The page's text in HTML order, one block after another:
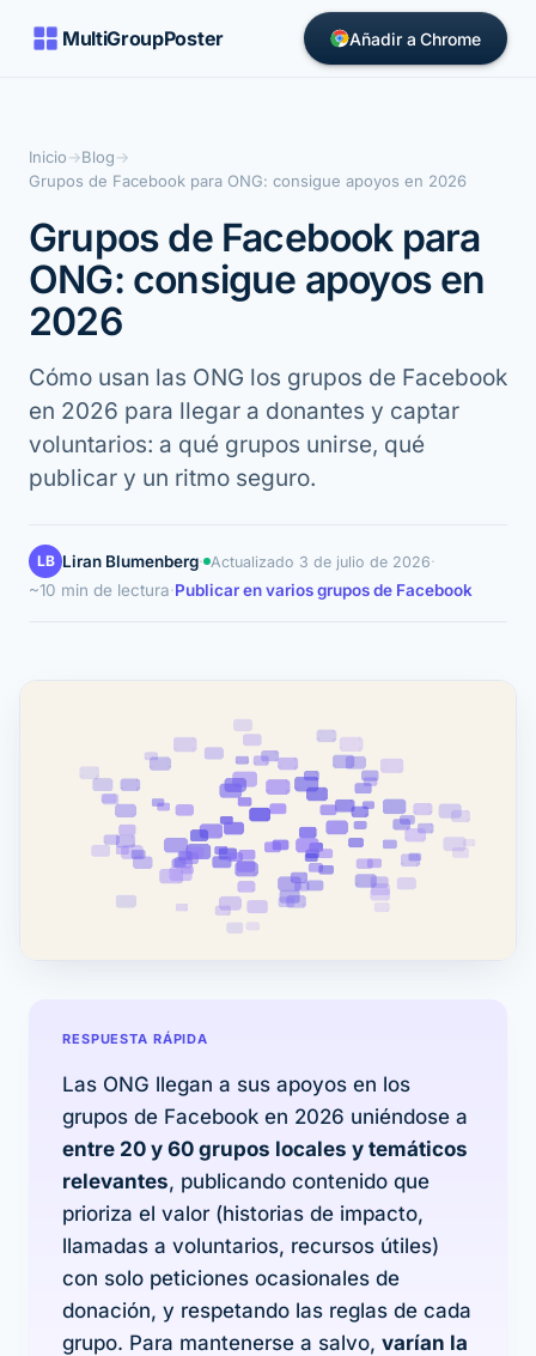
MultiGroupPoster Añadir a Chrome
Inicio→Blog→
Grupos de Facebook para ONG: consigue apoyos en 2026
Grupos de Facebook para
ONG: consigue apoyos en
2026
Cómo usan las ONG los grupos de Facebook
en 2026 para llegar a donantes y captar
voluntarios: a qué grupos unirse, qué
publicar y un ritmo seguro.
LB Liran Blumenberg· Actualizado 3 de julio de 2026·
~10 min de lectura·Publicar en varios grupos de Facebook
RESPUESTA RÁPIDA
Las ONG llegan a sus apoyos en los
grupos de Facebook en 2026 uniéndose a
entre 20 y 60 grupos locales y temáticos
relevantes, publicando contenido que
prioriza el valor (historias de impacto,
llamadas a voluntarios, recursos útiles)
con solo peticiones ocasionales de
donación, y respetando las reglas de cada
grupo. Para mantenerse a salvo, varían la